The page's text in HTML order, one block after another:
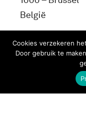
België
Cookies verzekeren
Door gebruik te